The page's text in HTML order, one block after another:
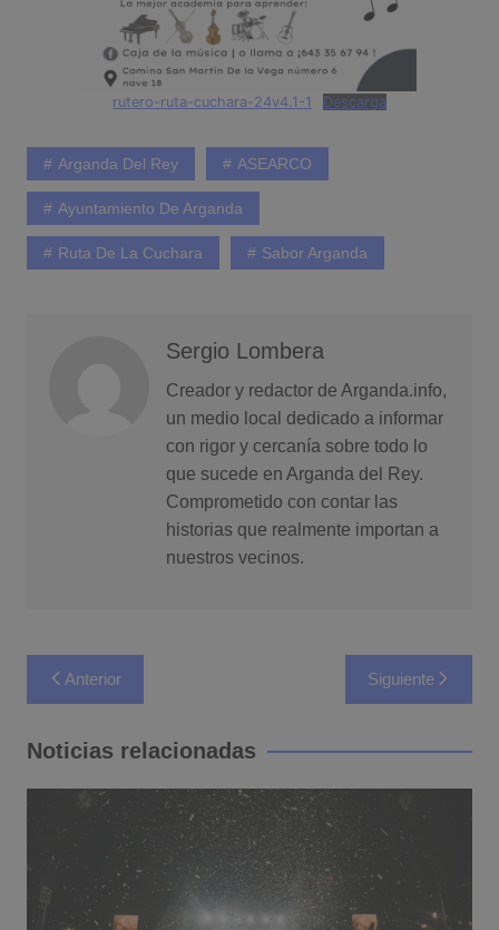
rutero-ruta-cuchara-24v4.1-1 Descarga
Arganda Del Rey ASEARCO
Ayuntamiento De Arganda
Ruta De La Cuchara Sabor Arganda
Sergio Lombera
Creador y redactor de Arganda.info,
un medio local dedicado a informar
con rigor y cercanía sobre todo lo
que sucede en Arganda del Rey.
Comprometido con contar las
historias que realmente importan a
nuestros vecinos.
Navegación
de
entradas
Anterior Siguiente
Noticias relacionadas